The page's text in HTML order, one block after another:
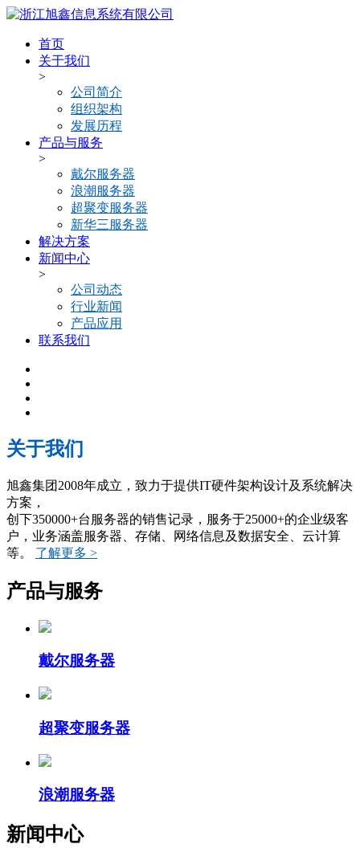
首页
关于我们
>
公司简介
组织架构
发展历程
产品与服务
>
戴尔服务器
浪潮服务器
超聚变服务器
新华三服务器
解决方案
新闻中心
>
公司动态
行业新闻
产品应用
联系我们
关于我们
旭鑫集团2008年成立，致力于提供IT硬件架构设计及系统解决
方案，
创下350000+台服务器的销售记录，服务于25000+的企业级客
户，业务涵盖服务器、存储、网络信息及数据安全、云计算
等。 了解更多 >
产品与服务
戴尔服务器
超聚变服务器
浪潮服务器
新闻中心